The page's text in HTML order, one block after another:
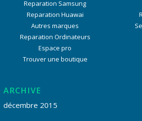
Reparation Samsung
Reparation Huawai
Autres marques
Reparation Ordinateurs
Espace pro
Trouver une boutique
ARCHIVE
décembre 2015